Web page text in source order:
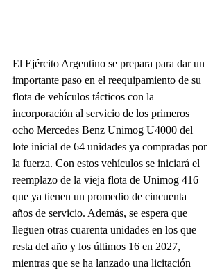
El Ejército Argentino se prepara para dar un
importante paso en el reequipamiento de su
flota de vehículos tácticos con la
incorporación al servicio de los primeros
ocho Mercedes Benz Unimog U4000 del
lote inicial de 64 unidades ya compradas por
la fuerza. Con estos vehículos se iniciará el
reemplazo de la vieja flota de Unimog 416
que ya tienen un promedio de cincuenta
años de servicio. Además, se espera que
lleguen otras cuarenta unidades en los que
resta del año y los últimos 16 en 2027,
mientras que se ha lanzado una licitación